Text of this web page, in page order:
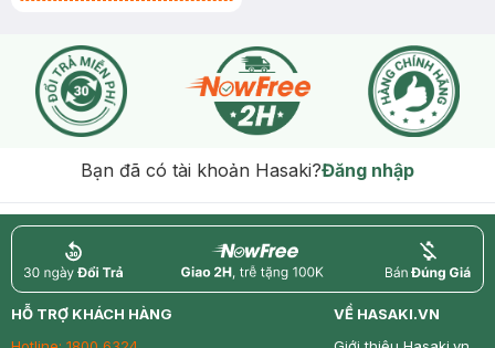
Bạn đã có tài khoản Hasaki?Đăng nhập
return nowfree price
HỖ TRỢ KHÁCH HÀNG
VỀ HASAKI.VN